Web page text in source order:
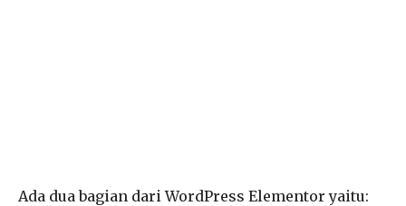
Ada dua bagian dari WordPress Elementor yaitu: